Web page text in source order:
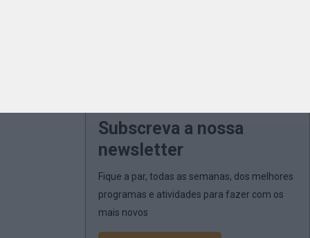
Subscreva a nossa
newsletter
Fique a par, todas as semanas, dos melhores
programas e atividades para fazer com os
mais novos